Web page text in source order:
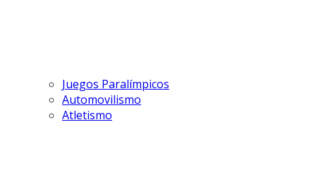
Juegos Paralímpicos
Automovilismo
Atletismo